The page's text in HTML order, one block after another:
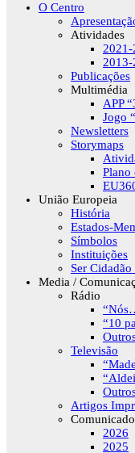
O Centro
Atividades
2021-
2013-
Publicações
Multimédia
APP
Jogo
Newsletters
Storymaps
Plano
União Europeia
História
Estados-
Símbolos
Instituições
Ser
Media /
Rádio
“10
Televisão
Artigos
2026
2025